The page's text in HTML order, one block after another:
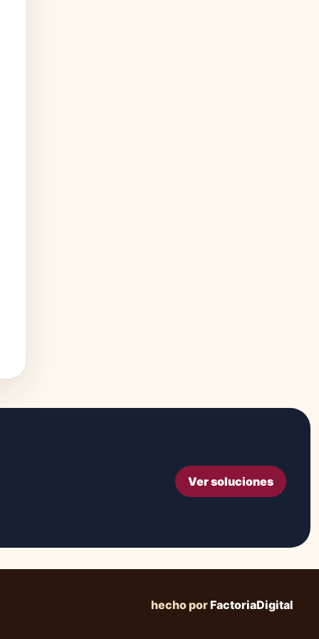
Ver soluciones
hecho porFactoriaDigital